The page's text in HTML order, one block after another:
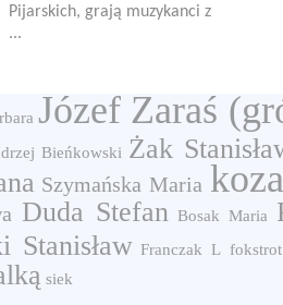
Pijarskich, grają muzykanci z
...
Józef Zaraś
Bieńkowski Żak
Szymańska Maria koza
Duda Stefan Bosak Maria
Stanisław Franczak L fokstrot
siek